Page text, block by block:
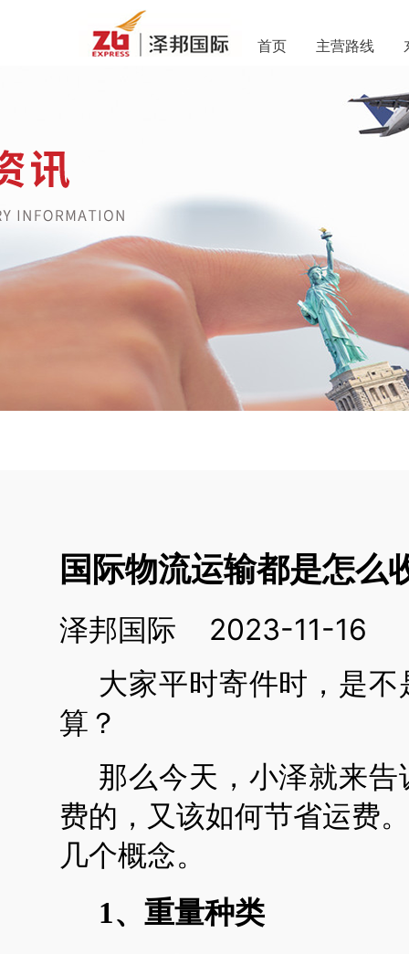
首页 主营路线
国际物流运输都是怎么
泽邦国际 2023-11-16
大家平时寄件时，是
算？
那么今天， 小泽就来告
费的，又该如何节省运费
几个概念。
1、重量种类